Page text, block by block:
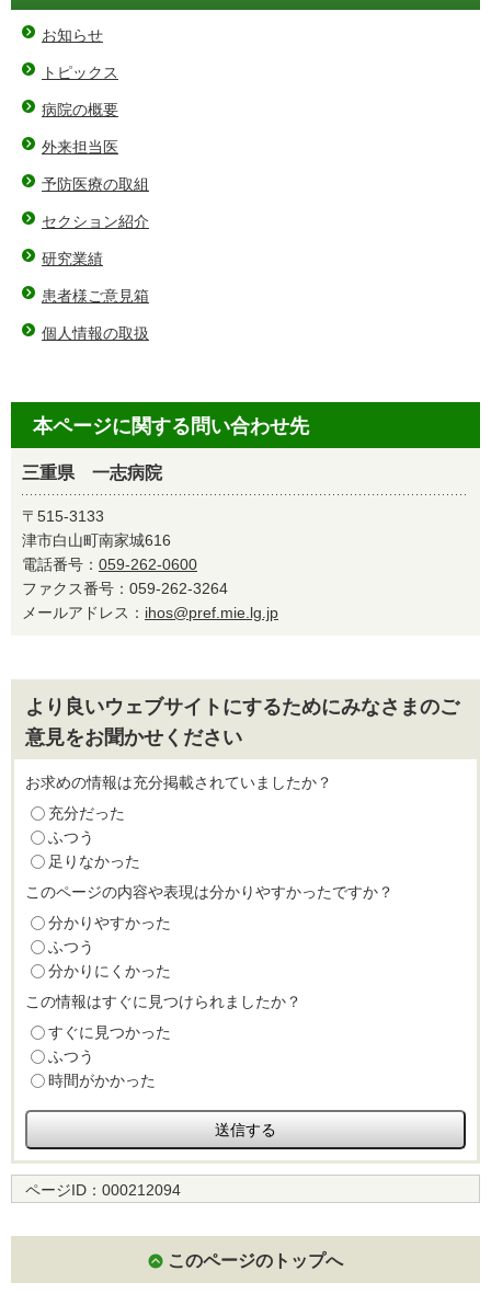
お知らせ
トピックス
病院の概要
外来担当医
予防医療の取組
セクション紹介
研究業績
患者様ご意見箱
個人情報の取扱
本ページに関する問い合わせ先
三重県 一志病院
〒515-3133
津市白山町南家城616
電話番号： 059-262-0600
ファクス番号：059-262-3264
メールアドレス： ihos@pref.mie.lg.jp
より良いウェブサイトにするためにみなさまのご
意見をお聞かせください
お求めの情報は充分掲載されていましたか？
充分だった
ふつう
足りなかった
このページの内容や表現は分かりやすかったですか？
分かりやすかった
ふつう
分かりにくかった
この情報はすぐに見つけられましたか？
すぐに見つかった
ふつう
時間がかかった
ページID： 000212094
このページのトップへ